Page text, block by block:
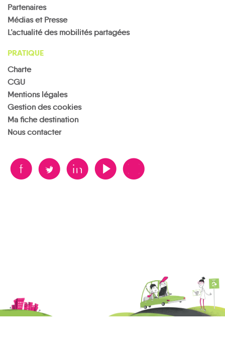
Partenaires
Médias et Presse
L’actualité des mobilités partagées
PRATIQUE
Charte
CGU
Mentions légales
Gestion des cookies
Ma fiche destination
Nous contacter
B A D F V